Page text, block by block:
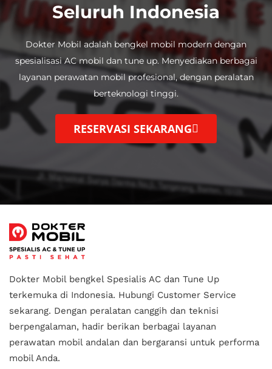
Seluruh Indonesia
Dokter Mobil adalah bengkel mobil modern dengan
spesialisasi AC mobil dan tune up.Menyediakan berbagai
layanan perawatan mobil profesional, dengan peralatan
berteknologi tinggi.
RESERVASI SEKARANG
Dokter Mobil bengkel Spesialis AC dan Tune Up
terkemuka di Indonesia. Hubungi Customer Service
sekarang. Dengan peralatan canggih dan teknisi
berpengalaman, hadir berikan berbagai layanan
perawatan mobil andalan dan bergaransi untuk performa
mobil Anda.